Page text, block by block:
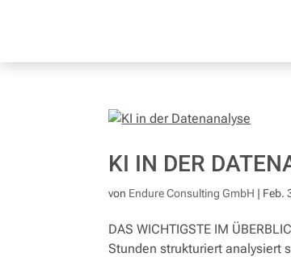
KI IN DER
von Endure Consulting GmbH | Feb.
DAS WICHTIGSTE IM
Stunden strukturiert analysiert